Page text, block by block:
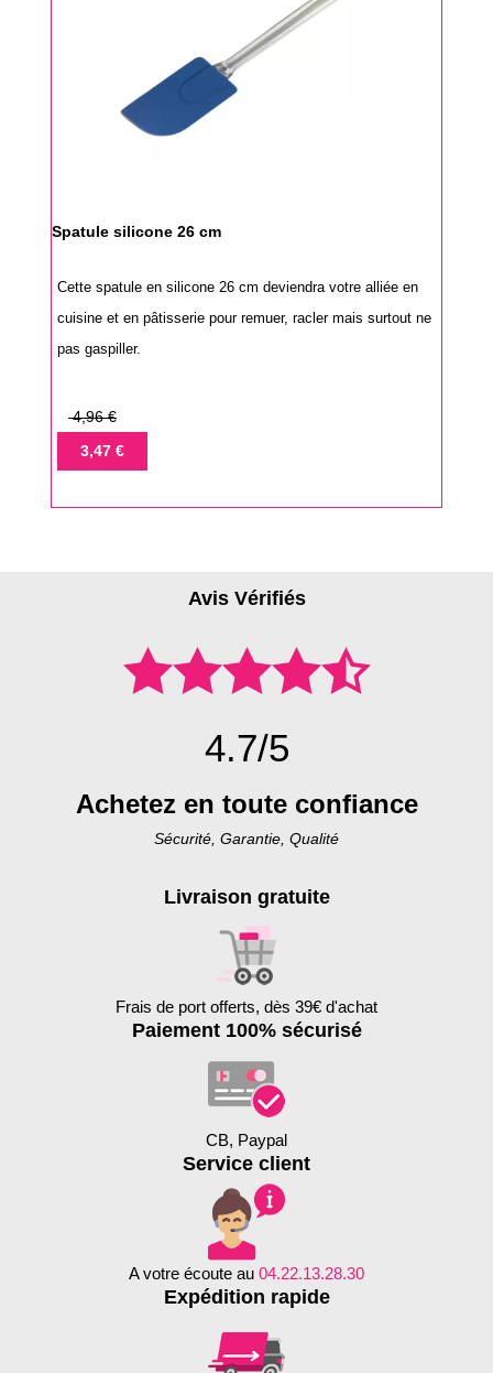
Spatule silicone 26 cm
Cette spatule en silicone 26 cm deviendra votre alliée en
cuisine et en pâtisserie pour remuer, racler mais surtout ne
pas gaspiller.
Prix
base
4,96 €
Prix3,47 €
Avis Vérifiés
4.7/5
Achetez en toute confiance
Sécurité, Garantie, Qualité
Livraison gratuite
Frais de port offerts, dès 39€ d'achat
Paiement 100% sécurisé
CB, Paypal
Service client
A votre écoute au 04.22.13.28.30
Expédition rapide